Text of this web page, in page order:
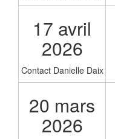
17 avril
2026
Contact Danielle Daix
20 mars
2026